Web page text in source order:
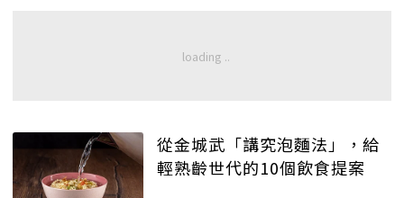
從金城武「講究泡麵法」，給
輕熟齡世代的10個飲食提案